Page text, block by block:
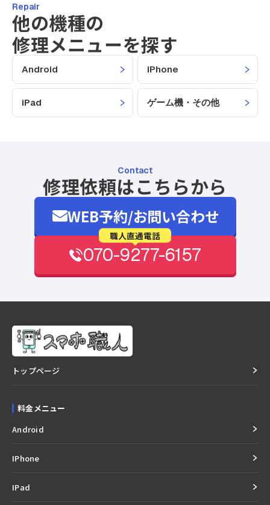
Repair
他の機種の
修理メニューを探す
Android iPhone
iPad ゲーム機・その他
Contact
修理依頼はこちらから
WEB予約/お問い合わせ
職人直通電話
070-9277-6157
トップページ
料金メニュー
Android
IPhone
IPad